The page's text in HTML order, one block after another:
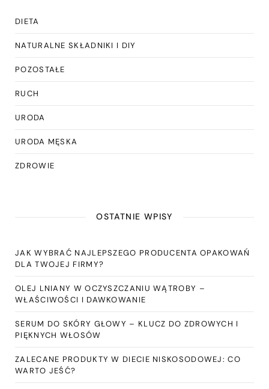
DIETA
NATURALNE SKŁADNIKI I DIY
POZOSTAŁE
RUCH
URODA
URODA MĘSKA
ZDROWIE
OSTATNIE WPISY
JAK WYBRAĆ NAJLEPSZEGO PRODUCENTA OPAKOWAŃ
DLA TWOJEJ FIRMY?
OLEJ LNIANY W OCZYSZCZANIU WĄTROBY –
WŁAŚCIWOŚCI I DAWKOWANIE
SERUM DO SKÓRY GŁOWY – KLUCZ DO ZDROWYCH I
PIĘKNYCH WŁOSÓW
ZALECANE PRODUKTY W DIECIE NISKOSODOWEJ: CO
WARTO JEŚĆ?